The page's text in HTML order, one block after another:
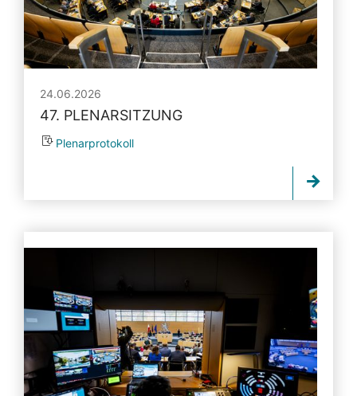
24.06.2026
47. PLENARSITZUNG
Plenarprotokoll